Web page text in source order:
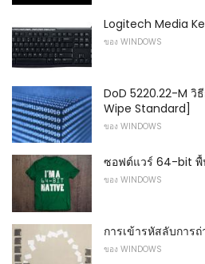
Logitech Media
ของ WINDOWS
DoD 5220.22-M วิ
Wipe Standard]
ของ WINDOWS
ซอฟต์แวร์ 64-bit พื้
ของ WINDOWS
การเข้ารหัสลับการ
ของ WINDOWS